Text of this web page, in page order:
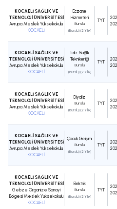
KOCAELİ SAĞLIK VE
TEKNOLOJİ ÜNİVERSİTESİ
Avrupa Meslek Yüksekokulu
KOCAELİ
Eczane
Hizmetleri
Burslu
(Burslu) (2 Yıllık)
TYT
KOCAELİ SAĞLIK VE
TEKNOLOJİ ÜNİVERSİTESİ
Avrupa Meslek Yüksekokulu
KOCAELİ
Tele-Sağlık
Teknikerliği
Burslu
(Burslu) (2 Yıllık)
TYT
KOCAELİ SAĞLIK VE
TEKNOLOJİ ÜNİVERSİTESİ
Avrupa Meslek Yüksekokulu
KOCAELİ
Diyaliz
Burslu
(Burslu) (2 Yıllık)
TYT
KOCAELİ SAĞLIK VE
TEKNOLOJİ ÜNİVERSİTESİ
Avrupa Meslek Yüksekokulu
KOCAELİ
Çocuk Gelişimi
Burslu
(Burslu) (2 Yıllık)
TYT
KOCAELİ SAĞLIK VE
TEKNOLOJİ ÜNİVERSİTESİ
Gebze Organize Sanayi
Bölgesi Meslek Yüksekokulu
KOCAELİ
Elektrik
Burslu
(Burslu) (2 Yıllık)
TYT